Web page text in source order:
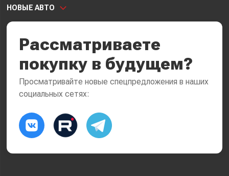
НОВЫЕ АВТО
Рассматриваете
покупку в будущем?
Просматривайте новые спецпредложения в наших
социальных сетях: